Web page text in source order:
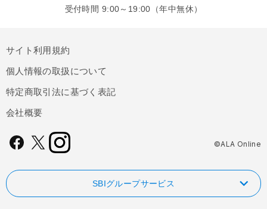
受付時間 9:00～19:00（年中無休）
サイト利用規約
個人情報の取扱について
特定商取引法に基づく表記
会社概要
©ALA Online
SBIグループサービス